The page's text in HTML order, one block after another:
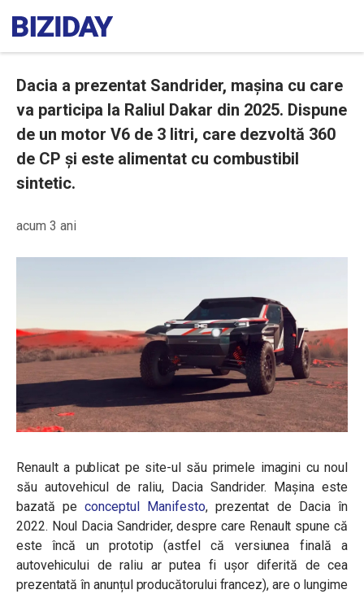
Dacia a prezentat Sandrider, mașina cu care
va participa la Raliul Dakar din 2025. Dispune
de un motor V6 de 3 litri, care dezvoltă 360
de CP și este alimentat cu combustibil
sintetic.
acum 3 ani
Renault a publicat pe site-ul său primele imagini cu noul
său autovehicul de raliu, Dacia Sandrider. Mașina este
bazată peconceptul Manifesto, prezentat de Dacia în
2022. Noul Dacia Sandrider, despre care Renault spune că
este încă un prototip (astfel că versiunea finală a
autovehicului de raliu ar putea fi ușor diferită de cea
prezentată în anunțul producătorului francez), are o lungime